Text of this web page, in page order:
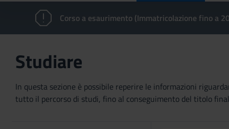
Corso a esaurimento (Immatricolazione fino a
Studiare
In questa sezione è possibile reperire le informazioni
tutto il percorso di studi, fino al conseguimento del titolo